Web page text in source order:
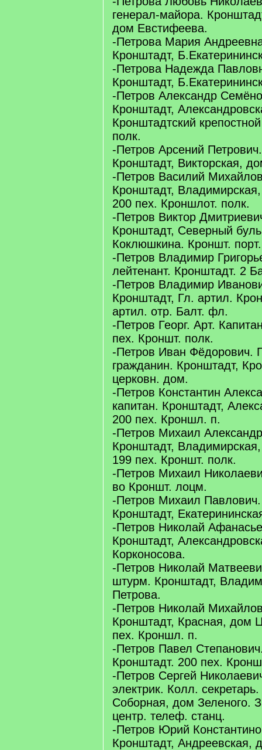
генерал-майора.
дом Евстифеева.
-Петрова Мария
Кронштадт,
-Петрова Надежда
Кронштадт,
-Петров Александр
Кронштадт,
Кронштадтский
полк.
-Петров Арсений
Кронштадт, Викторская,
-Петров Василий
Кронштадт,
200 пех. Кроншлот. полк.
-Петров Виктор
Кронштадт, Северный
Коклюшкина. Кроншт. порт.
-Петров Владимир
лейтенант. Кронштадт. 2
-Петров Владимир
Кронштадт, Гл. артил.
артил. отр. Балт. фл.
-Петров Георг. Арт.
пех. Кроншт. полк.
-Петров Иван Фёдорович.
гражданин. Кронштадт,
церковн. дом.
-Петров Константин
капитан. Кронштадт,
200 пех. Кроншл. п.
-Петров Михаил
Кронштадт,
199 пех. Кроншт. полк.
-Петров Михаил
во Кроншт. лоцм.
-Петров Михаил
Кронштадт,
-Петров Николай
Кронштадт,
Корконосова.
-Петров Николай
штурм. Кронштадт,
Петрова.
-Петров Николай
Кронштадт, Красная, дом
пех. Кроншл. п.
-Петров Павел
Кронштадт. 200 пех.
-Петров Сергей
электрик. Колл.
Соборная, дом Зеленого.
центр. телеф. станц.
-Петров Юрий
Кронштадт, Андреевская,